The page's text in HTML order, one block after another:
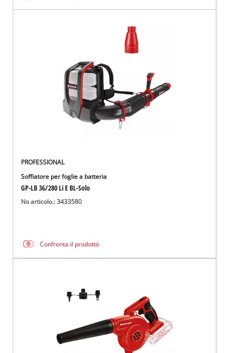
PROFESSIONAL
Soffiatore per foglie a batteria
GP-LB 36/280 Li E BL-Solo
No articolo.: 3433580
Confronta il prodotto